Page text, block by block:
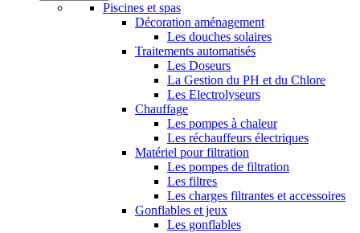
Piscines et spas
Décoration aménagement
Les douches solaires
Traitements automatisés
Les Doseurs
La Gestion du PH et du Chlore
Les Electrolyseurs
Chauffage
Les pompes à chaleur
Les réchauffeurs électriques
Matériel pour filtration
Les pompes de filtration
Les filtres
Les charges filtrantes et accessoires
Gonflables et jeux
Les gonflables